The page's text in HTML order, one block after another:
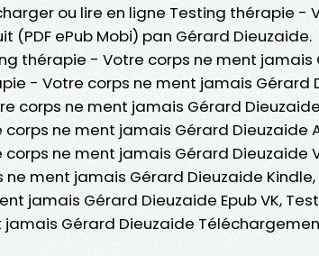
ou lire en ligne Testing thérapie -
(PDF ePub Mobi) pan Gérard Dieuzaide.
thérapie - Votre corps ne ment jamais
- Votre corps ne ment jamais Gérard
corps ne ment jamais Gérard
corps ne ment jamais Gérard Dieuzaide
corps ne ment jamais Gérard Dieuzaide
ne ment jamais Gérard Dieuzaide
jamais Gérard Dieuzaide Epub VK,
jamais Gérard Dieuzaide